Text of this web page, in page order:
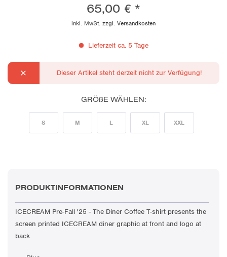
65,00 € *
inkl. MwSt. zzgl. Versandkosten
Lieferzeit ca. 5 Tage
Dieser Artikel steht derzeit nicht zur Verfügung!
GRÖßE WÄHLEN:
S M L XL XXL
PRODUKTINFORMATIONEN
ICECREAM Pre-Fall '25 -The Diner Coffee T-shirt presents the
screen printed ICECREAM diner graphic at front and logo at
back.